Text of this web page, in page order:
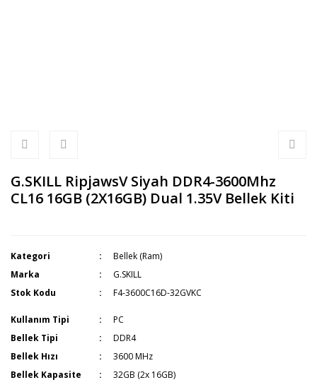
G.SKILL RipjawsV Siyah DDR4-3600Mhz
CL16 16GB (2X16GB) Dual 1.35V Bellek Kiti
Kategori
Bellek (Ram)
Marka
G.SKILL
Stok Kodu
F4-3600C16D-32GVKC
Kullanım Tipi
PC
Bellek Tipi
DDR4
Bellek Hızı
3600 MHz
Bellek Kapasite
32GB (2x 16GB)